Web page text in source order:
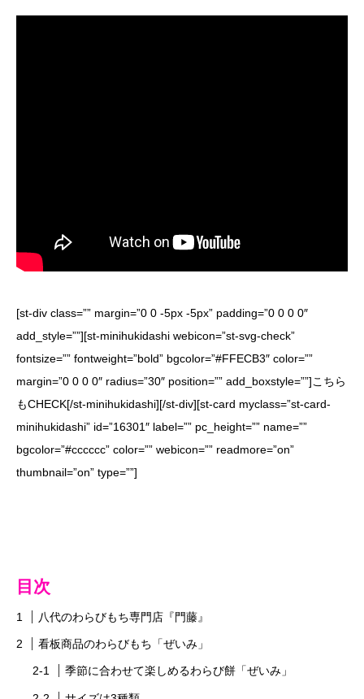
[st-div class=”” margin=”0 0 -5px -5px” padding=”0 0 0 0″
add_style=””][st-minihukidashi webicon=”st-svg-check”
fontsize=”” fontweight=”bold” bgcolor=”#FFECB3″ color=””
margin=”0 0 0 0″ radius=”30″ position=”” add_boxstyle=””]こちら
もCHECK[/st-minihukidashi][/st-div][st-card myclass=”st-card-
minihukidashi” id=”16301″ label=”” pc_height=”” name=””
bgcolor=”#cccccc” color=”” webicon=”” readmore=”on”
thumbnail=”on” type=””]
目次
八代のわらびもち専門店『門藤』
看板商品のわらびもち「ぜいみ」
季節に合わせて楽しめるわらび餅「ぜいみ」